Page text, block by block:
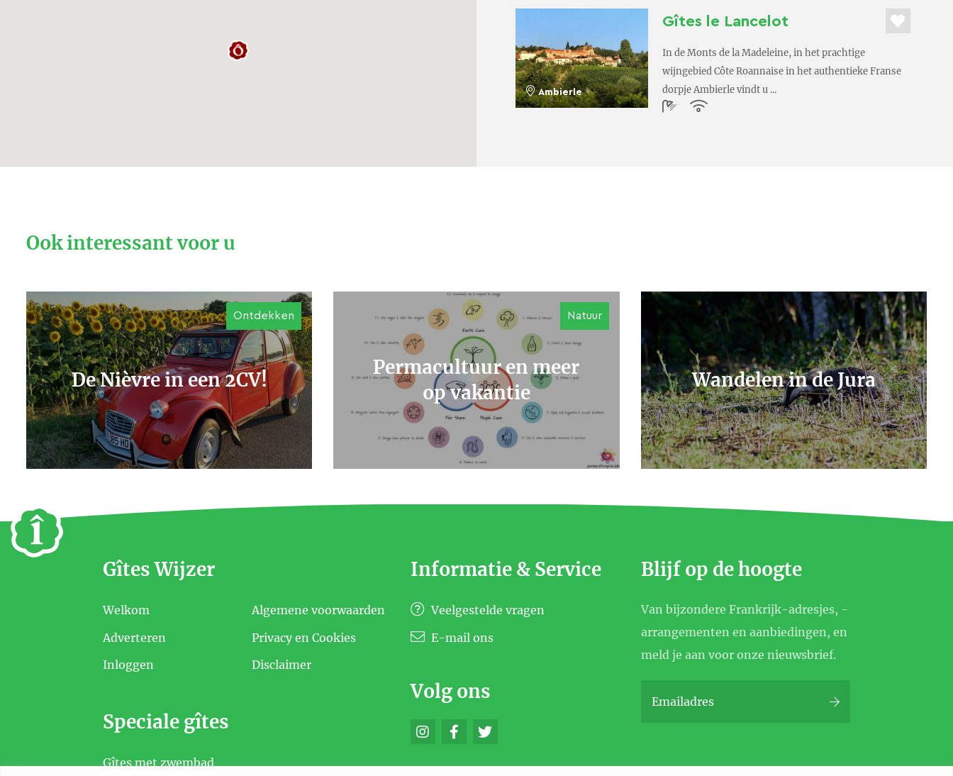
Ambierle
Gîtes le Lancelot
In de Monts de la Madeleine, in het prachtige
wijngebied Côte Roannaise in het authentieke Franse
dorpje Ambierle vindt u ...
Ook interessant voor u
Ontdekken
De Nièvre in een 2CV!
Natuur
Permacultuur en meer
op vakantie
Wandelen in de Jura
Gîtes Wijzer
Welkom
Adverteren
Inloggen
Algemene voorwaarden
Privacy en Cookies
Disclaimer
Speciale gîtes
Gîtes met zwembad
Informatie & Service
Veelgestelde vragen
E-mail ons
Volg ons
Blijf op de hoogte
Van bijzondere Frankrijk-adresjes, -
arrangementen en aanbiedingen, en
meld je aan voor onze nieuwsbrief.